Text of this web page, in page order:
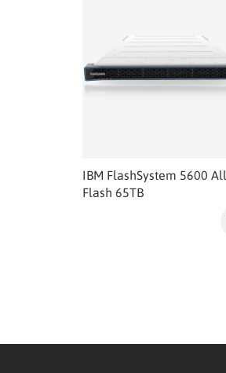
IBM FlashSystem 5600 All
Flash 65TB